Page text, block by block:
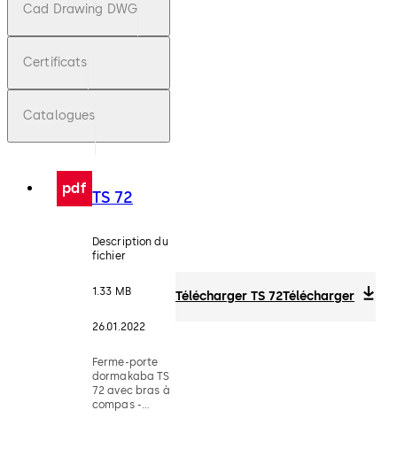
Cad Drawing DWG
Certificats
Catalogues
pdf TS 72
Description du
fichier
1.33 MB
26.01.2022
Ferme-porte
dormakaba TS
72 avec bras à
compas -
Télécharger TS 72Télécharger